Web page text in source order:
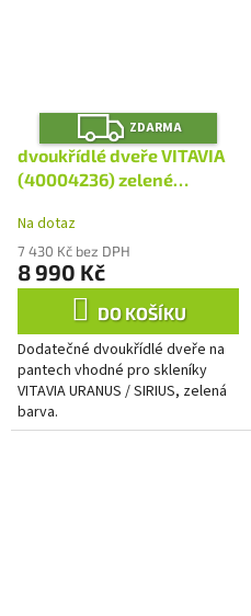
Z
D
A
R
M
ZDARMA
dvoukřídlé dveře VITAVIA
(40004236) zelené
Na dotaz
7 430 Kč bez DPH
8 990 Kč
DO KOŠÍKU
Dodatečné dvoukřídlé dveře na
pantech vhodné pro skleníky
VITAVIA URANUS / SIRIUS, zelená
barva.